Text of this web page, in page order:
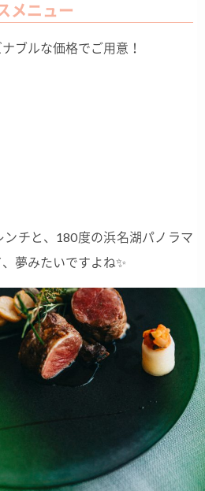
メニュー
ブルな価格でご用意！
チと、180度の浜名湖パノラマ
夢みたいですよね✨